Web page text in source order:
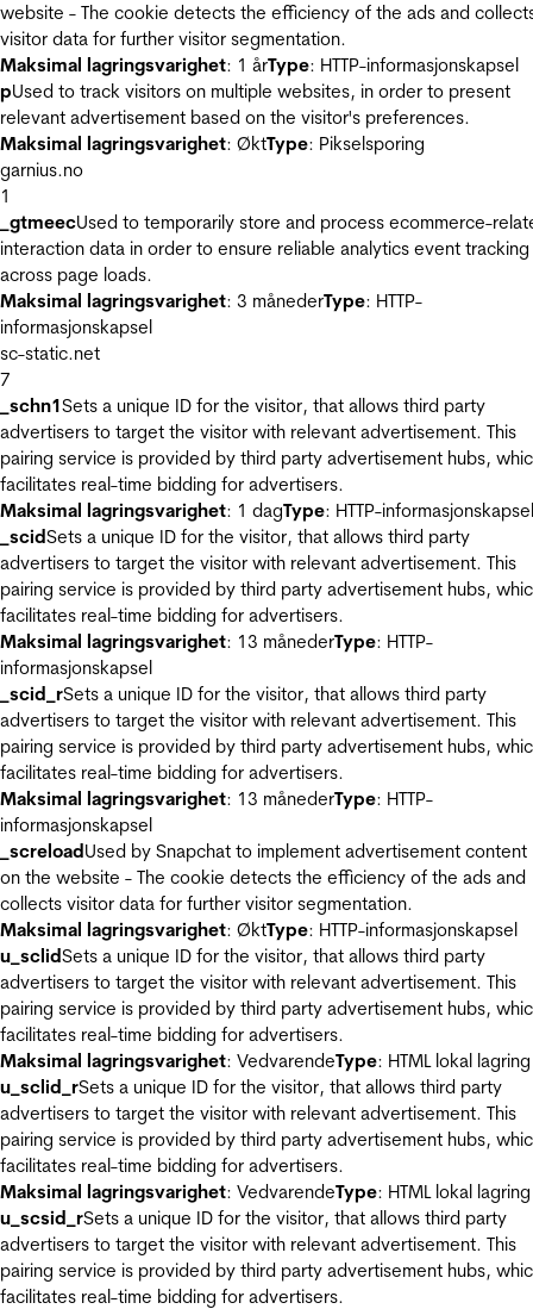
website - The cookie detects the efficiency of the ads and
visitor data for further visitor segmentation.
Maksimal lagringsvarighet: 1 årType: HTTP-informasjonskapsel
pUsed to track visitors on multiple websites, in order to present
relevant advertisement based on the visitor's preferences.
Maksimal lagringsvarighet: ØktType: Pikselsporing
garnius.no
1
_gtmeecUsed to temporarily store and process ecommerce-
interaction data in order to ensure reliable analytics event tracking
across page loads.
Maksimal lagringsvarighet: 3 månederType: HTTP-
informasjonskapsel
sc-static.net
7
_schn1Sets a unique ID for the visitor, that allows third party
advertisers to target the visitor with relevant advertisement. This
pairing service is provided by third party advertisement hubs,
facilitates real-time bidding for advertisers.
Maksimal lagringsvarighet: 1 dagType: HTTP-informasjonskapsel
_scidSets a unique ID for the visitor, that allows third party
advertisers to target the visitor with relevant advertisement. This
pairing service is provided by third party advertisement hubs,
facilitates real-time bidding for advertisers.
Maksimal lagringsvarighet: 13 månederType: HTTP-
informasjonskapsel
_scid_rSets a unique ID for the visitor, that allows third party
advertisers to target the visitor with relevant advertisement. This
pairing service is provided by third party advertisement hubs,
facilitates real-time bidding for advertisers.
Maksimal lagringsvarighet: 13 månederType: HTTP-
informasjonskapsel
_screloadUsed by Snapchat to implement advertisement content
on the website - The cookie detects the efficiency of the ads and
collects visitor data for further visitor segmentation.
Maksimal lagringsvarighet: ØktType: HTTP-informasjonskapsel
u_sclidSets a unique ID for the visitor, that allows third party
advertisers to target the visitor with relevant advertisement. This
pairing service is provided by third party advertisement hubs,
facilitates real-time bidding for advertisers.
Maksimal lagringsvarighet: VedvarendeType: HTML lokal lagring
u_sclid_rSets a unique ID for the visitor, that allows third party
advertisers to target the visitor with relevant advertisement. This
pairing service is provided by third party advertisement hubs,
facilitates real-time bidding for advertisers.
Maksimal lagringsvarighet: VedvarendeType: HTML lokal lagring
u_scsid_rSets a unique ID for the visitor, that allows third party
advertisers to target the visitor with relevant advertisement. This
pairing service is provided by third party advertisement hubs,
facilitates real-time bidding for advertisers.